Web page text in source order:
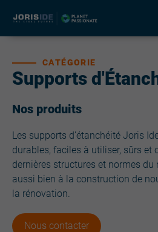
Supports
CATÉGORIE
Nos produits
Les supports d’étanchéité Joris
durables, faciles à utiliser, sûrs et
dernières structures et normes
aussi bien à la construction de
la rénovation.
Nous contacter